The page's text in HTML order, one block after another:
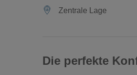
Zentrale Lage
Die perfekte